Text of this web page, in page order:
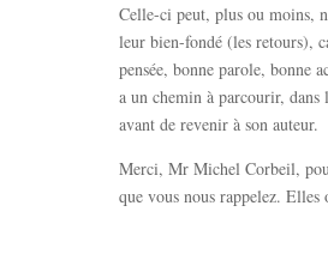
Celle-ci peut, plus ou moins,
leur bien-fondé (les retours),
pensée, bonne parole, bonne
a un chemin à parcourir, dans
avant de revenir à son auteur.
Merci, Mr Michel Corbeil,
que vous nous rappelez.